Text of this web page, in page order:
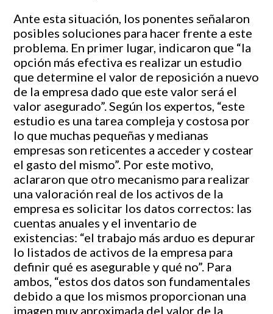
Ante esta situación, los ponentes señalaron
posibles soluciones para hacer frente a este
problema. En primer lugar, indicaron que “la
opción más efectiva es realizar un estudio
que determine el valor de reposición a nuevo
de la empresa dado que este valor será el
valor asegurado”. Según los expertos, “este
estudio es una tarea compleja y costosa por
lo que muchas pequeñas y medianas
empresas son reticentes a acceder y costear
el gasto del mismo”. Por este motivo,
aclararon que otro mecanismo para realizar
una valoración real de los activos de la
empresa es solicitar los datos correctos: las
cuentas anuales y el inventario de
existencias: “el trabajo más arduo es depurar
lo listados de activos de la empresa para
definir qué es asegurable y qué no”. Para
ambos, “estos dos datos son fundamentales
debido a que los mismos proporcionan una
imagen muy aproximada del valor de la